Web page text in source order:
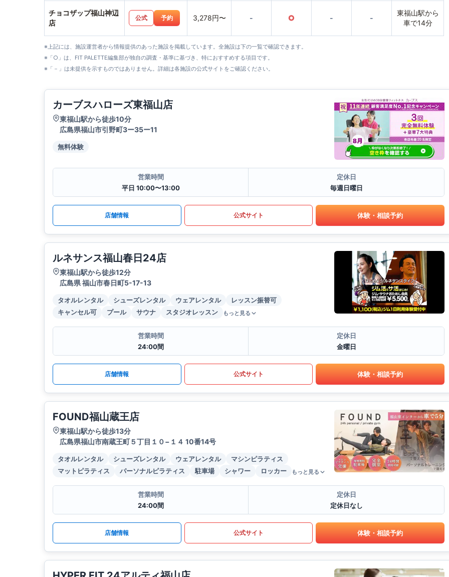
チョコザップ福山神辺
店
公式 予約 3,278円〜 - ○ - -
東福山駅から
車で14分
※上記には、施設運営者から情報提供のあった施設を掲載しています。全施設は下の一覧で確認できます。
※「○」は、FIT PALETTE編集部が独自の調査・基準に基づき、特におすすめする項目です。
※「－」は未提供を示すものではありません。詳細は各施設の公式サイトをご確認ください。
カーブスハローズ東福山店
東福山駅から徒歩10分
広島県福山市引野町3ー35ー11
無料体験
営業時間
平日 10:00〜13:00
定休日
毎週日曜日
店舗情報 公式サイト 体験・相談予約
ルネサンス福山春日24店
東福山駅から徒歩12分
広島県 福山市春日町5-17-13
タオルレンタル シューズレンタル ウェアレンタル
レッスン振替可
キャンセル可
プール サウナ スタジオレッスン もっと見る
営業時間
24:00間
定休日
金曜日
店舗情報 公式サイト 体験・相談予約
FOUND福山蔵王店
東福山駅から徒歩13分
広島県福山市南蔵王町５丁目１０−１４ 10番14号
タオルレンタル シューズレンタル ウェアレンタル
マシンピラティス
マットピラティス
パーソナルピラティス 駐車場 シャワー ロッカー もっと見る
営業時間
24:00間
定休日
定休日なし
店舗情報 公式サイト 体験・相談予約